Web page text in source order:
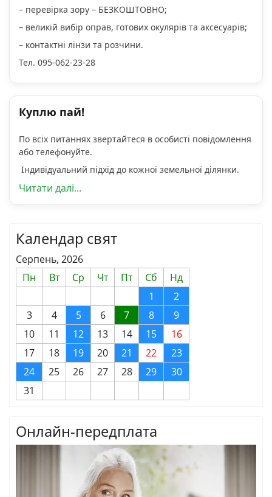
– перевірка зору – БЕЗКОШТОВНО;
– великій вибір оправ, готових окулярів та аксесуарів;
– контактні лінзи та розчини.
Тел. 095-062-23-28
Куплю пай!
По всіх питаннях звертайтеся в особисті повідомлення
або телефонуйте.
Індивідуальний підхід до кожної земельної ділянки.
Читати далі...
Календар свят
Серпень, 2026
Пн
Вт Ср Чт Пт Сб
Нд
1
2
3
4 5 6 7 8
9
10
11 12 13 14 15
16
17
18 19 20 21 22
23
24
25 26 27 28 29
30
31
Онлайн-передплата